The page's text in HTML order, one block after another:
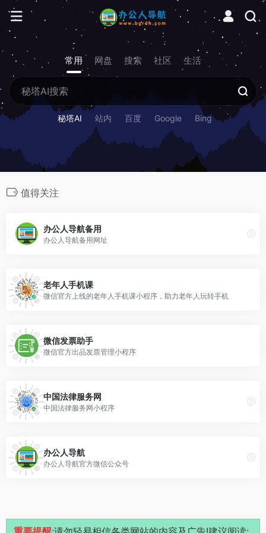
常用 网盘 搜索 社区 生活
秘塔AI 站内 百度 Google Bing
值得关注
办公人导航备用
办公人导航备用网址
老年人手机课
微信官方上线的老年人手机课小程序，助力老年人玩转手机
微信发票助手
微信官方出品发票管理小程序
中国法律服务网
中国法律服务网小程序
办公人导航
办公人导航官方微信公众号